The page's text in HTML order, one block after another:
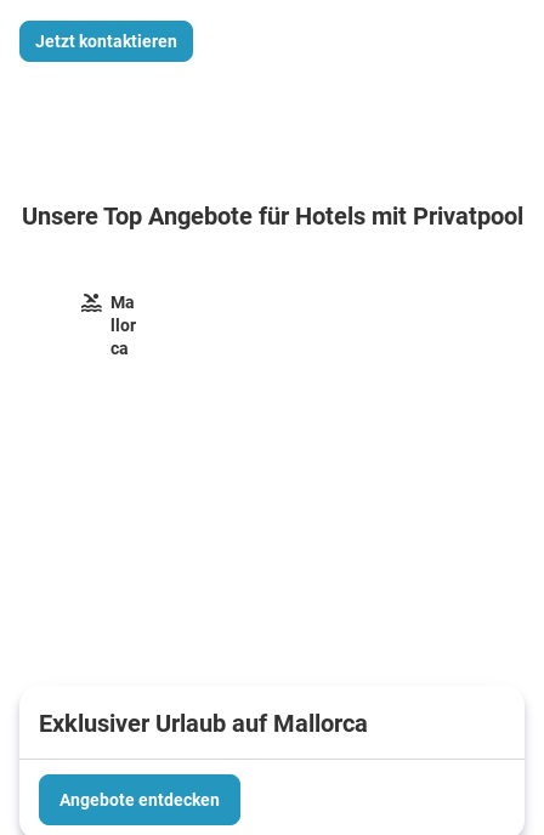
Jetzt kontaktieren
Unsere Top Angebote für Hotels mit Privatpool
Ma
llor
ca
Exklusiver Urlaub auf Mallorca
Angebote entdecken